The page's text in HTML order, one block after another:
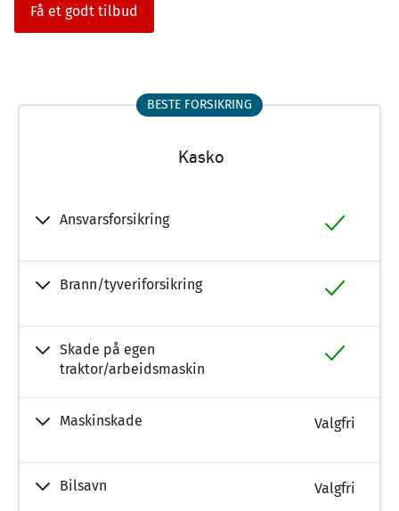
Få et godt tilbud
BESTE FORSIKRING
Kasko
Ansvarsforsikring
Brann/tyveriforsikring
Skade på egen
traktor/arbeidsmaskin
Maskinskade Valgfri
Bilsavn Valgfri